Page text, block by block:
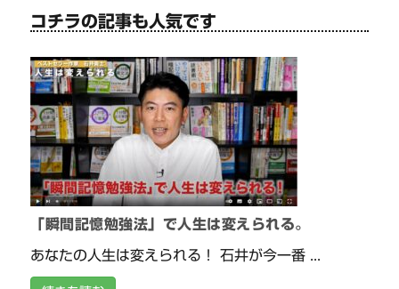
コチラの記事も人気です
「瞬間記憶勉強法」で人生は変えられる。
あなたの人生は変えられる！ 石井が今一番 ...